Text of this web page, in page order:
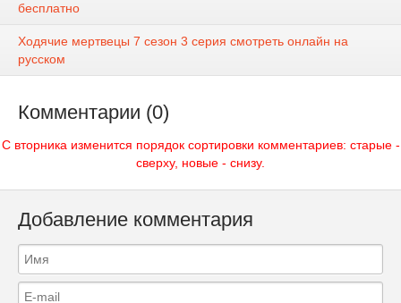
бесплатно
Ходячие мертвецы 7 сезон 3 серия смотреть онлайн на
русском
Комментарии (0)
С вторника изменится порядок сортировки комментариев: старые -
сверху, новые - снизу.
Добавление комментария